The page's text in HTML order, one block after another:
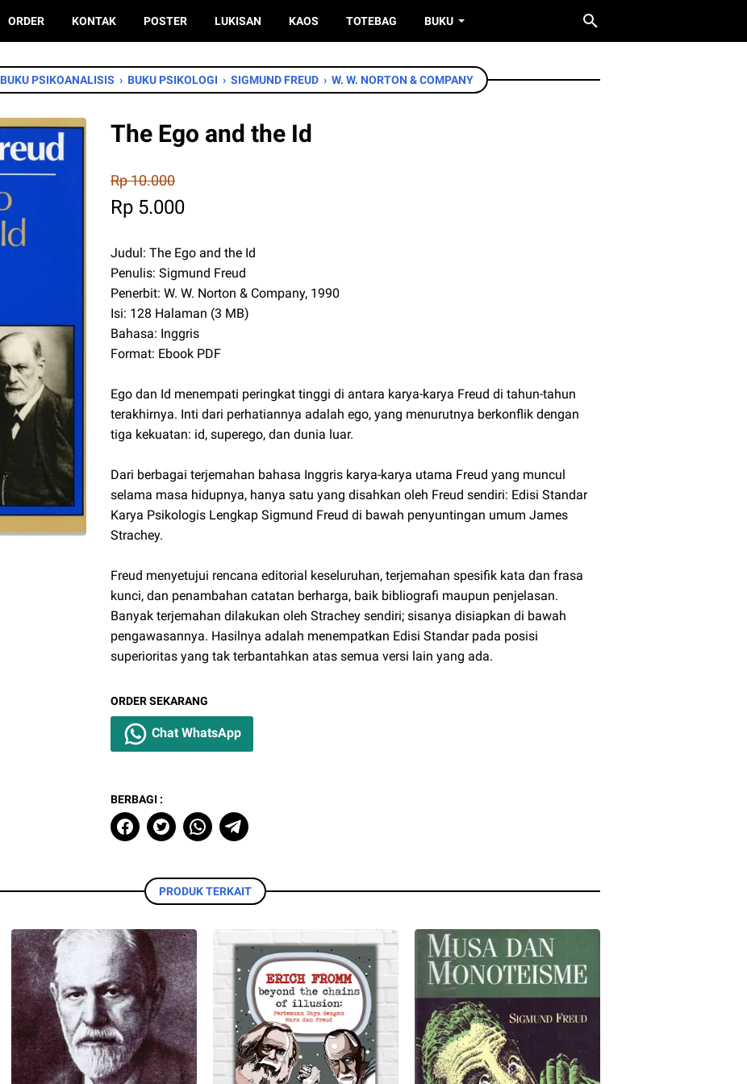
ORDER KONTAK POSTER LUKISAN KAOS TOTEBAG BUKU
BUKU PSIKOANALISIS › BUKU PSIKOLOGI › SIGMUND FREUD › W. W. NORTON & COMPANY
The Ego and the Id
Rp 10.000
Rp 5.000
Judul: The Ego and the Id
Penulis: Sigmund Freud
Penerbit: W. W. Norton & Company, 1990
Isi: 128 Halaman (3 MB)
Bahasa: Inggris
Format: Ebook PDF
Ego dan Id menempati peringkat tinggi di antara karya-karya Freud di tahun-tahun
terakhirnya. Inti dari perhatiannya adalah ego, yang menurutnya berkonflik dengan
tiga kekuatan: id, superego, dan dunia luar.
Dari berbagai terjemahan bahasa Inggris karya-karya utama Freud yang muncul
selama masa hidupnya, hanya satu yang disahkan oleh Freud sendiri: Edisi Standar
Karya Psikologis Lengkap Sigmund Freud di bawah penyuntingan umum James
Strachey.
Freud menyetujui rencana editorial keseluruhan, terjemahan spesifik kata dan frasa
kunci, dan penambahan catatan berharga, baik bibliografi maupun penjelasan.
Banyak terjemahan dilakukan oleh Strachey sendiri; sisanya disiapkan di bawah
pengawasannya. Hasilnya adalah menempatkan Edisi Standar pada posisi
superioritas yang tak terbantahkan atas semua versi lain yang ada.
ORDER SEKARANG
Chat WhatsApp
BERBAGI :
PRODUK TERKAIT